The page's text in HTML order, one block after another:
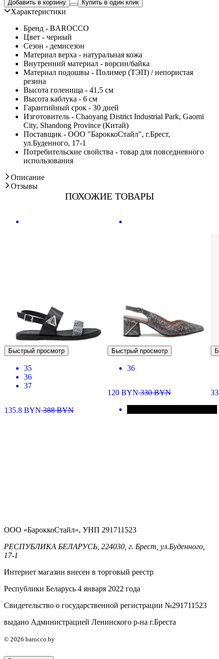
Добавить в корзину Купить в один клик
Характеристики
Бренд - BAROCCO
Цвет - черный
Сезон - демисезон
Материал верха - натуральная кожа
Внутренний материал - ворсин/байка
Материал подошвы - Полимер (ТЭП) / непористая
резина
Высота голенища - 41,5 см
Высота каблука - 6 см
Гарантийный срок - 30 дней
Изготовитель - Chaoyang District Industrial Park, Gaomi
City, Shandong Province (Китай)
Поставщик - ООО "БароккоСтайл", г.Брест,
ул.Буденного, 17-1
Потребительские свойства - товар для повседневного
использования
Описание
Отзывы
ПОХОЖИЕ ТОВАРЫ
Быстрый просмотр
35
36
37
135.8 BYN388BYN
Быстрый просмотр
36
120 BYN330BYN
ООО «БароккоСтайл», УНП 291711523
РЕСПУБЛИКА БЕЛАРУСЬ, 224030, г. Брест, ул.Буденного,
17-1
Интернет магазин внесен в торговый реестр
Республики Беларусь 4 января 2022 года
Свидетельство о государственной регистрации №291711523
выдано Администрацией Ленинского р-на г.Бреста
© 2026 barocco.by